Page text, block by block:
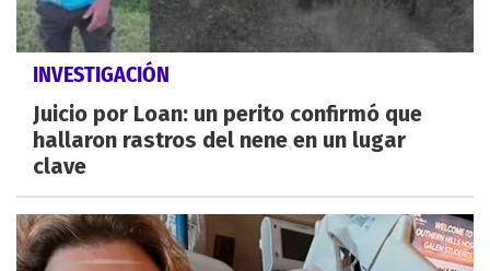
INVESTIGACIÓN
Juicio por Loan: un perito confirmó que
hallaron rastros del nene en un lugar
clave